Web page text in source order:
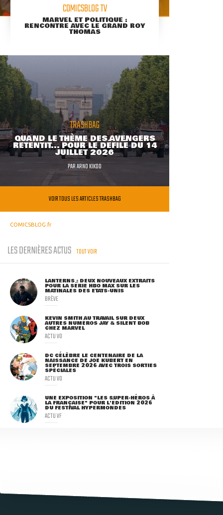
COMICSBLOG TV
MARVEL ET POLITIQUE :
RENCONTRE AVEC LE GRAND ROY
THOMAS
TRASHBAG
QUAND LE THÈME DES AVENGERS
RETENTIT... POUR LE DÉFILÉ DU 14
JUILLET 2026
PARARNO KIKOO
VOIR TOUS LES ARTICLES TRASHBAG
COMICSBLOG.fr
LES DERNIÈRES ACTUS TOUT VOIR
LANTERNS : DEUX NOUVEAUX EXTRAITS
POUR LA SÉRIE HBO MAX SUR LES
MATINALES DES ETATS-UNIS
BRÈVE
KEVIN SMITH AU TRAVAIL SUR DEUX
AUTRES NUMÉROS JAY & SILENT BOB
CHEZ MARVEL
ACTU VO
DC CÉLÈBRE LE CENTENAIRE DE LA
NAISSANCE DE JOE KUBERT EN
SEPTEMBRE 2026 AVEC TROIS SORTIES
SPÉCIALES
ACTU VO
UNE EXPOSITION "LES SUPER-HÉROS À
LA FRANÇAISE" POUR L'ÉDITION 2026
DU FESTIVAL HYPERMONDES
ACTU VF